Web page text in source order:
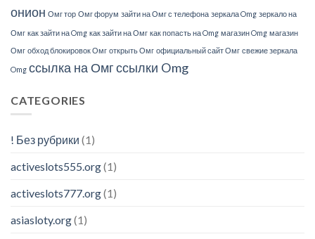
онион Омг тор Омг форум зайти на Омг с телефона зеркала Omg зеркало на
Омг как зайти на Omg как зайти на Омг как попасть на Omg магазин Omg магазин
Омг обход блокировок Омг открыть Омг официальный сайт Омг свежие зеркала
Omg ссылка на Омгссылки Omg
CATEGORIES
! Без рубрики (1)
activeslots555.org(1)
activeslots777.org(1)
asiasloty.org(1)